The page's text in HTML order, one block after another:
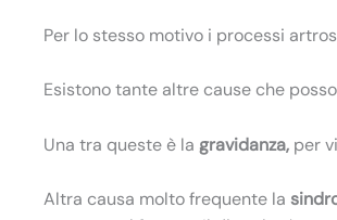
Per lo stesso motivo i processi
Esistono tante altre cause che
Una tra queste è la gravidanza, per
Altra causa molto frequente la